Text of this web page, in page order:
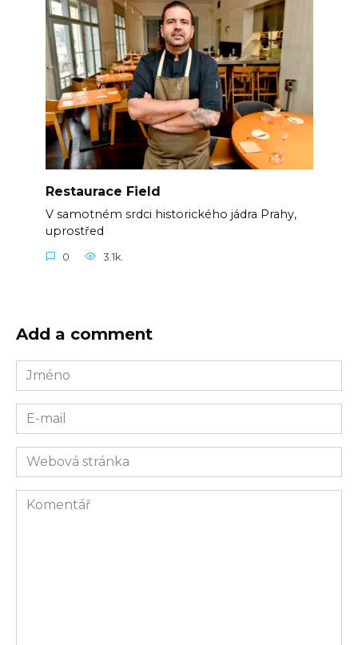
Restaurace Field
V samotném srdci historického jádra Prahy,
uprostřed
0 3.1k.
Add a comment
Jméno
E-
mail
Webová
stránka
Komentář